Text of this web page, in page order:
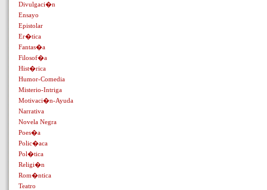
Divulgaci�n
Ensayo
Epistolar
Er�tica
Fantas�a
Filosof�a
Hist�rica
Humor-Comedia
Misterio-Intriga
Motivaci�n-Ayuda
Narrativa
Novela Negra
Poes�a
Polic�aca
Pol�tica
Religi�n
Rom�ntica
Teatro